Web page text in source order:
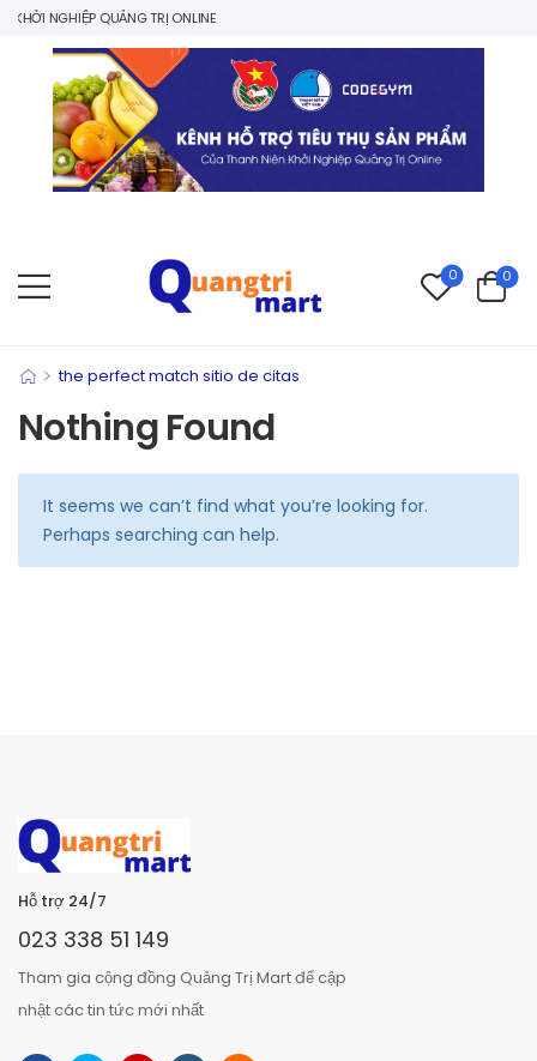
NGHIỆP QUẢNG TRỊ ONLINE
0 0
> the perfect match sitio de citas
Nothing Found
It seems we can’t find what you’re looking for.
Perhaps searching can help.
Hỗ trợ 24/7
023 338 51 149
Tham gia cộng đồng Quảng Trị Mart để cập
nhật các tin tức mới nhất